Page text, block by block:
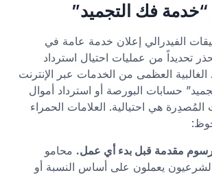
فك التجميد”
الفيدرالي إعلان خدمة عامة في
2025 يحذر تحديداً من عمليات احتيال استرداد
العظمى من الخدمات عبر الإنترنت
حسابات البورصة أو استرداد أموال
هي احتيالية. العلامات الحمراء
مقدمة قبل بدء أي عمل. محامو
الشرعيون يعملون على أساس النسبة أو